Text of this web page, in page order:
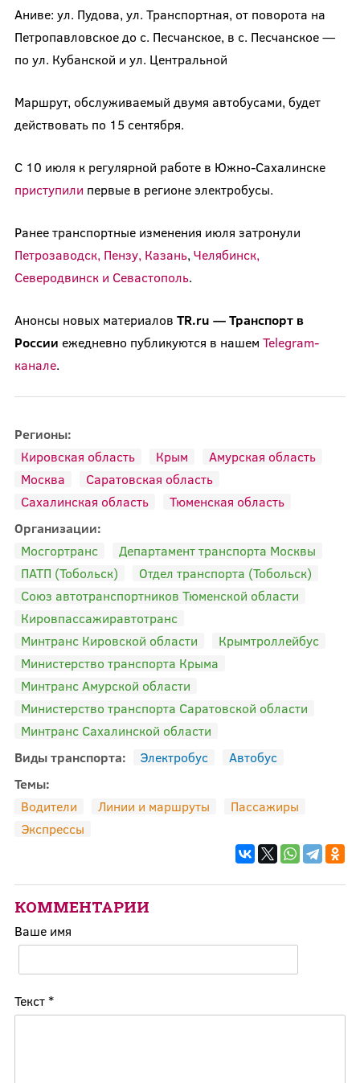
Аниве: ул. Пудова, ул. Транспортная, от поворота на
Петропавловское до с. Песчанское, в с. Песчанское —
по ул. Кубанской и ул. Центральной
Маршрут, обслуживаемый двумя автобусами, будет
действовать по 15 сентября.
С 10 июля к регулярной работе в Южно-Сахалинске
приступили первые в регионе электробусы.
Ранее транспортные изменения июля затронули
Петрозаводск, Пензу, Казань, Челябинск,
Северодвинск и Севастополь.
Анонсы новых материалов TR.ru — Транспорт в
России ежедневно публикуются в нашем Telegram-
канале.
Регионы:
Кировская область
Крым
Амурская область
Москва
Саратовская область
Сахалинская область
Тюменская область
Организации:
Мосгортранс
Департамент транспорта Москвы
ПАТП (Тобольск)
Отдел транспорта (Тобольск)
Союз автотранспортников Тюменской области
Кировпассажиравтотранс
Минтранс Кировской области
Крымтроллейбус
Министерство транспорта Крыма
Минтранс Амурской области
Министерство транспорта Саратовской области
Минтранс Сахалинской области
Виды транспорта:
Электробус
Автобус
Темы:
Водители
Линии и маршруты
Пассажиры
Экспрессы
КОММЕНТАРИИ
Ваше имя
Текст *